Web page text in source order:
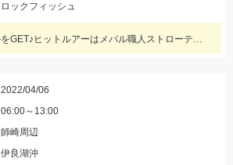
ロックフィッシュ
タケノコメバルをGET♪ヒットルアーはメバル職人ストローテールグラブとテトラワークスユラメキ☆
2022/04/06
06:00～13:00
師崎周辺
伊良湖沖